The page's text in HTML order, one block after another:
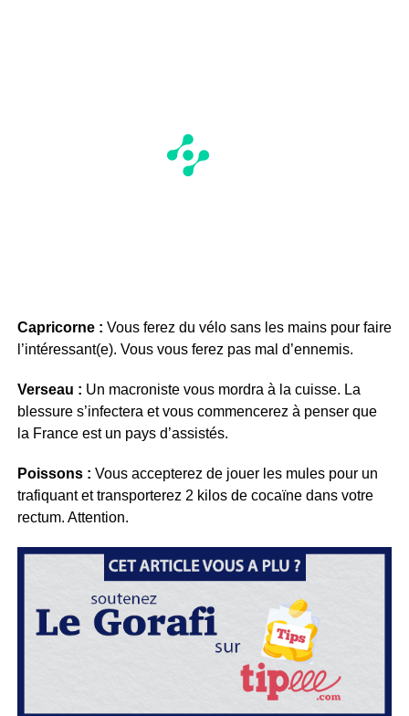
Capricorne : Vous ferez du vélo sans les mains pour faire
l’intéressant(e). Vous vous ferez pas mal d’ennemis.
Verseau : Un macroniste vous mordra à la cuisse. La
blessure s’infectera et vous commencerez à penser que
la France est un pays d’assistés.
Poissons : Vous accepterez de jouer les mules pour un
trafiquant et transporterez 2 kilos de cocaïne dans votre
rectum. Attention.